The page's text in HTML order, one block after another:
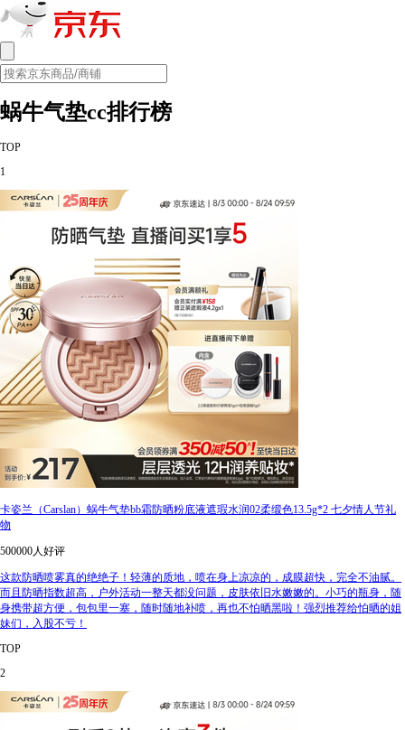
蜗牛气垫cc排行榜
TOP
1
卡姿兰（Carslan）蜗牛气垫bb霜防晒粉底液遮瑕水润02柔缎色13.5g*2 七夕情人节礼
物
500000人好评
这款防晒喷雾真的绝绝子！轻薄的质地，喷在身上凉凉的，成膜超快，完全不油腻。
而且防晒指数超高，户外活动一整天都没问题，皮肤依旧水嫩嫩的。小巧的瓶身，随
身携带超方便，包包里一塞，随时随地补喷，再也不怕晒黑啦！强烈推荐给怕晒的姐
妹们，入股不亏！
TOP
2